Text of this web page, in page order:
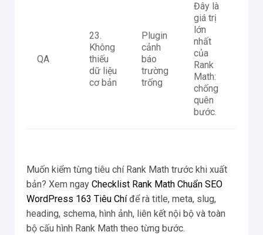
QA
23.
Không
thiếu
dữ liệu
cơ bản
Plugin
cảnh
báo
trường
trống
Đây là
giá trị
lớn
nhất
của
Rank
Math:
chống
quên
bước.
Muốn kiểm từng tiêu chí Rank Math trước khi xuất
bản? Xem ngay Checklist Rank Math Chuẩn SEO
WordPress 163 Tiêu Chíđể rà title, meta, slug,
heading, schema, hình ảnh, liên kết nội bộ và toàn
bộ cấu hình Rank Math theo từng bước.